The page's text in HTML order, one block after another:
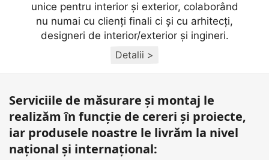
unice pentru interior și exterior, colaborând
nu numai cu clienţi finali ci și cu arhitecţi,
designeri de interior/exterior și ingineri.
Detalii >
Serviciile de măsurare și montaj le
realizăm în funcție de cereri și proiecte,
iar produsele noastre le livrăm la nivel
național și internațional: